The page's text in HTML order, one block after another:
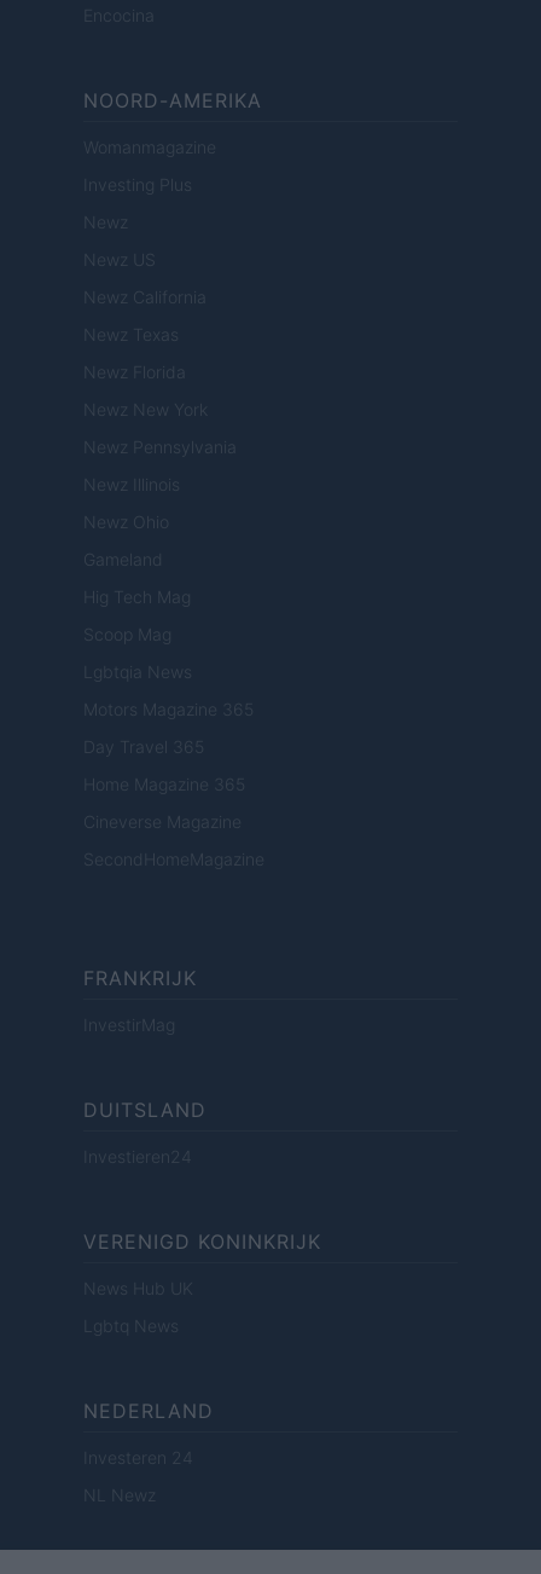
Encocina
NOORD-AMERIKA
Womanmagazine
Investing Plus
Newz
Newz US
Newz California
Newz Texas
Newz Florida
Newz New York
Newz Pennsylvania
Newz Illinois
Newz Ohio
Gameland
Hig Tech Mag
Scoop Mag
Lgbtqia News
Motors Magazine 365
Day Travel 365
Home Magazine 365
Cineverse Magazine
SecondHomeMagazine
FRANKRIJK
InvestirMag
DUITSLAND
Investieren24
VERENIGD KONINKRIJK
News Hub UK
Lgbtq News
NEDERLAND
Investeren 24
NL Newz